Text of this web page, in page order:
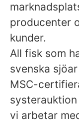
producenter
kunder.
All fisk som
svenska
MSC-
vi arbetar